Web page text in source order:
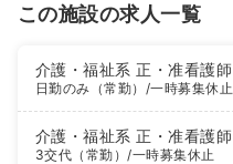
この施設の求人一覧
介護・福祉系正・准看護師
日勤のみ（常勤） /一時募集休止
介護・福祉系正・准看護師
3交代（常勤） /一時募集休止